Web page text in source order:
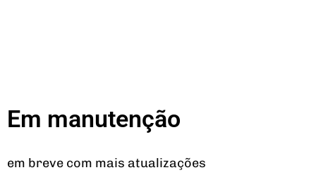
Em manutenção
em breve com mais atualizações